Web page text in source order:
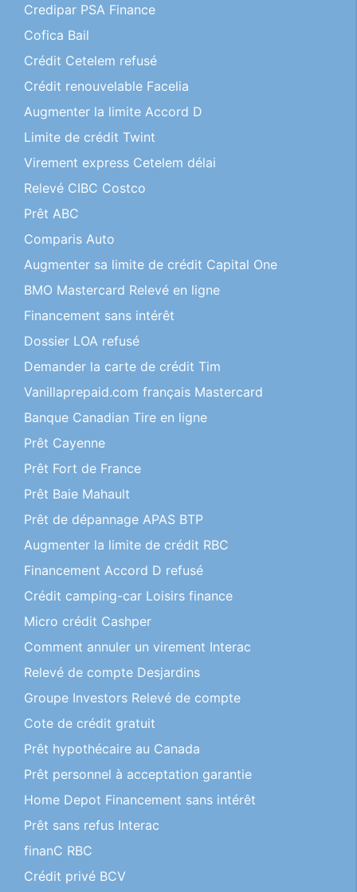
Credipar PSA Finance
Cofica Bail
Crédit Cetelem refusé
Crédit renouvelable Facelia
Augmenter la limite Accord D
Limite de crédit Twint
Virement express Cetelem délai
Relevé CIBC Costco
Prêt ABC
Comparis Auto
Augmenter sa limite de crédit Capital One
BMO Mastercard Relevé en ligne
Financement sans intérêt
Dossier LOA refusé
Demander la carte de crédit Tim
Vanillaprepaid.com français Mastercard
Banque Canadian Tire en ligne
Prêt Cayenne
Prêt Fort de France
Prêt Baie Mahault
Prêt de dépannage APAS BTP
Augmenter la limite de crédit RBC
Financement Accord D refusé
Crédit camping-car Loisirs finance
Micro crédit Cashper
Comment annuler un virement Interac
Relevé de compte Desjardins
Groupe Investors Relevé de compte
Cote de crédit gratuit
Prêt hypothécaire au Canada
Prêt personnel à acceptation garantie
Home Depot Financement sans intérêt
Prêt sans refus Interac
finanC RBC
Crédit privé BCV